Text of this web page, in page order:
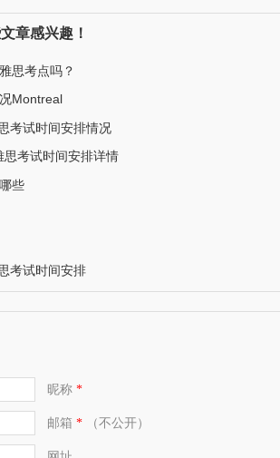
章感兴趣！
思考点吗？
Montreal
考试时间安排情况
考试时间安排详情
些
考试时间安排
昵称*
邮箱 *（不公开）